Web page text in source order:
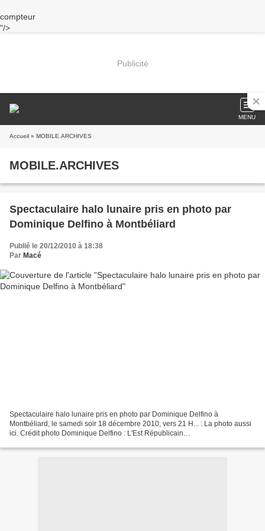
compteur
"/>
Publicité
MENU
Accueil » MOBILE.ARCHIVES
MOBILE.ARCHIVES
Spectaculaire halo lunaire pris en photo par
Dominique Delfino à Montbéliard
Publié le 20/12/2010 à 18:38
Par Macé
Spectaculaire halo lunaire pris en photo par Dominique Delfino à
Montbéliard, le samedi soir 18 décembre 2010, vers 21 H... : La photo aussi
ici. Crédit photo Dominique Delfino : L'Est Républicain